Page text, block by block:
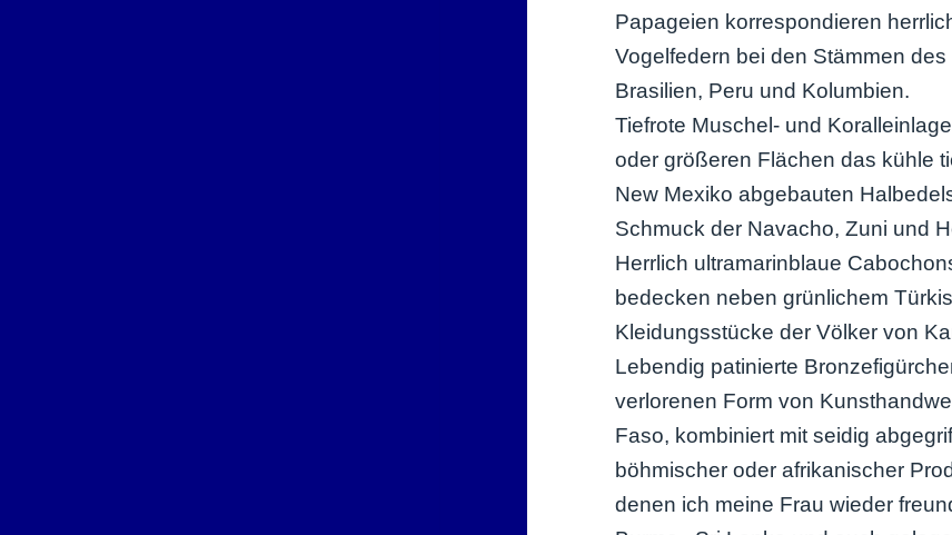
Papageien korrespondieren
Vogelfedern bei den Stämmen
Brasilien, Peru und Kolumbien.
Tiefrote Muschel- und
oder größeren Flächen das kühle
New Mexiko abgebauten
Schmuck der Navacho, Zuni und
Herrlich ultramarinblaue
bedecken neben grünlichem
Kleidungsstücke der Völker von
Lebendig patinierte
verlorenen Form von
Faso, kombiniert mit seidig
böhmischer oder afrikanischer
denen ich meine Frau wieder